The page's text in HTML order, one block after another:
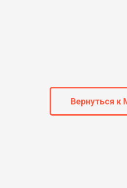
Вернуться к